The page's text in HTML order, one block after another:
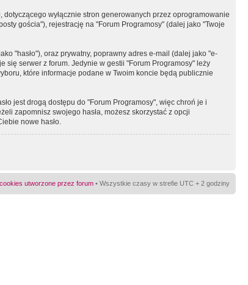
wyłącznie stron generowanych przez oprogramowanie
gościa"), rejestrację na "Forum Programosy" (dalej jako "Twoje
"hasło"), oraz prywatny, poprawny adres e-mail (dalej jako "e-
się serwer z forum. Jedynie w gestii "Forum Programosy" leży
które informacje podane w Twoim koncie będą publicznie
jest drogą dostępu do "Forum Programosy", więc chroń je i
zapomnisz swojego hasła, możesz skorzystać z opcji
nowe hasło.
utworzone przez forum • Wszystkie czasy w strefie UTC + 2 godziny